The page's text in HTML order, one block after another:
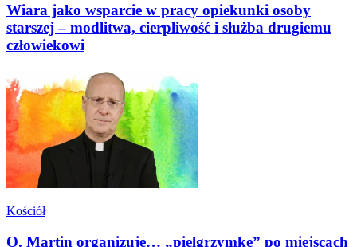
Wiara jako wsparcie w pracy opiekunki osoby
starszej – modlitwa, cierpliwość i służba drugiemu
człowiekowi
Kościół
O. Martin organizuje… „pielgrzymkę” po miejscach